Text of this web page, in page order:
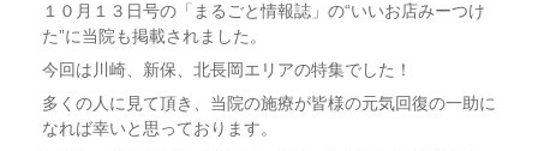
１０月１３日号の「まるごと情報誌」の“いいお店みーつけ
た”に当院も掲載されました。
今回は川崎、新保、北長岡エリアの特集でした！
多くの人に見て頂き、当院の施療が皆様の元気回復の一助に
なれば幸いと思っております。